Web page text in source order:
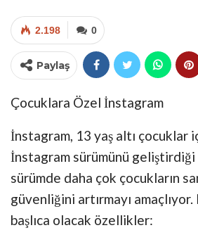
0
2.198
Paylaş
Çocuklara Özel İnstagram
İnstagram, 13 yaş altı çocuklar
İnstagram sürümünü geliştirdiği
sürümde daha çok çocukların
güvenliğini artırmayı
başlıca olacak özellikler: